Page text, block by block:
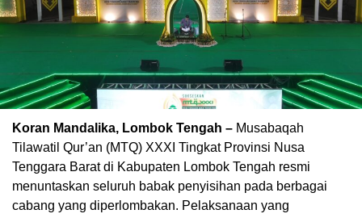
Koran Mandalika, Lombok Tengah – Musabaqah
Tilawatil Qur’an (MTQ) XXXI Tingkat Provinsi Nusa
Tenggara Barat di Kabupaten Lombok Tengah resmi
menuntaskan seluruh babak penyisihan pada berbagai
cabang yang diperlombakan. Pelaksanaan yang